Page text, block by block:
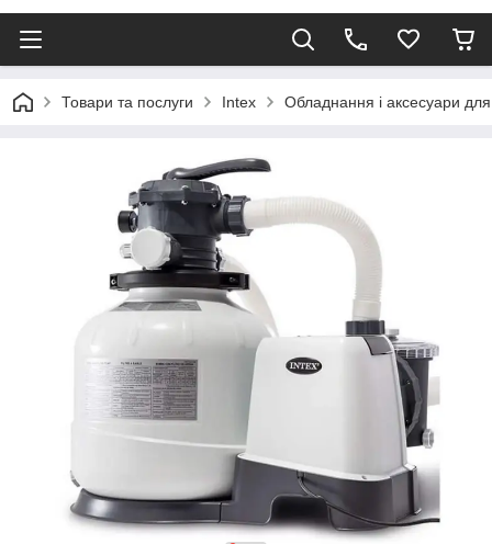
Товари та послуги Intex Обладнання і аксесуари для